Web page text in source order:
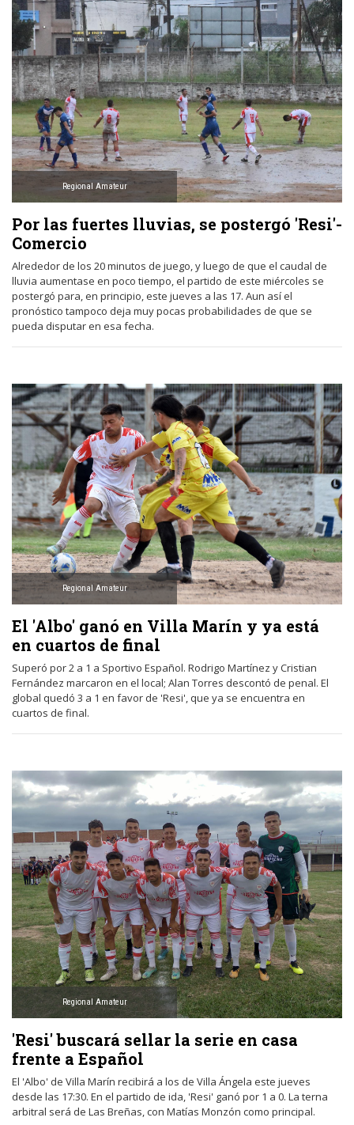
Regional Amateur
Por las fuertes lluvias, se postergó 'Resi'-
Comercio
Alrededor de los 20 minutos de juego, y luego de que el caudal de
lluvia aumentase en poco tiempo, el partido de este miércoles se
postergó para, en principio, este jueves a las 17. Aun así el
pronóstico tampoco deja muy pocas probabilidades de que se
pueda disputar en esa fecha.
Regional Amateur
El 'Albo' ganó en Villa Marín y ya está
en cuartos de final
Superó por 2 a 1 a Sportivo Español. Rodrigo Martínez y Cristian
Fernández marcaron en el local; Alan Torres descontó de penal. El
global quedó 3 a 1 en favor de 'Resi', que ya se encuentra en
cuartos de final.
Regional Amateur
'Resi' buscará sellar la serie en casa
frente a Español
El 'Albo' de Villa Marín recibirá a los de Villa Ángela este jueves
desde las 17:30. En el partido de ida, 'Resi' ganó por 1 a 0. La terna
arbitral será de Las Breñas, con Matías Monzón como principal.